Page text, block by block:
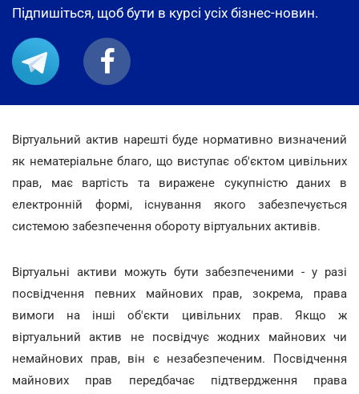
Підпишіться, щоб бути в курсі усіх бізнес-новин.
Віртуальний актив нарешті буде нормативно визначений
як нематеріальне благо, що виступає об'єктом цивільних
прав, має вартість та виражене сукупністю даних в
електронній формі, існування якого забезпечується
системою забезпечення обороту віртуальних активів.
Віртуальні активи можуть бути забезпеченими - у разі
посвідчення певних майнових прав, зокрема, права
вимоги на інші об'єкти цивільних прав. Якщо ж
віртуальний актив не посвідчує жодних майнових чи
немайнових прав, він є незабезпеченим. Посвідчення
майнових прав передбачає підтвердження права